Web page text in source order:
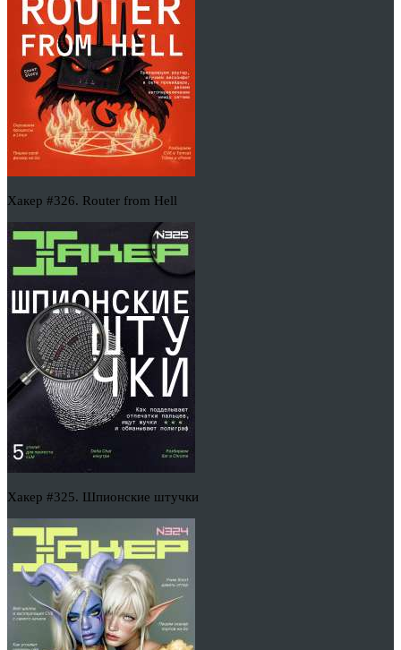
Хакер #326. Router from Hell
Хакер #325. Шпионские штучки